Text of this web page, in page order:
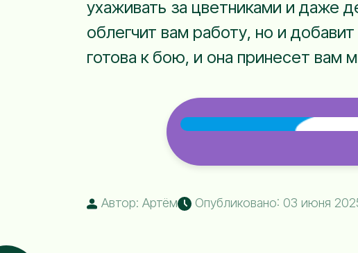
ухаживать за цветниками и даже
облегчит вам работу, но и
готова к бою, и она принесет вам
Автор: Артём Опубликовано: 03 июня